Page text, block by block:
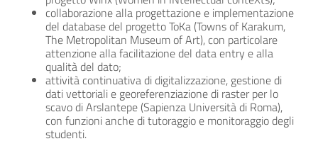
collaborazione alla progettazione e implementazione
del database del progetto ToKa (Towns of Karakum,
The Metropolitan Museum of Art), con particolare
attenzione alla facilitazione del data entry e alla
qualità del dato;
attività continuativa di digitalizzazione, gestione di
dati vettoriali e georeferenziazione di raster per lo
scavo di Arslantepe (Sapienza Università di Roma),
con funzioni anche di tutoraggio e monitoraggio degli
studenti.